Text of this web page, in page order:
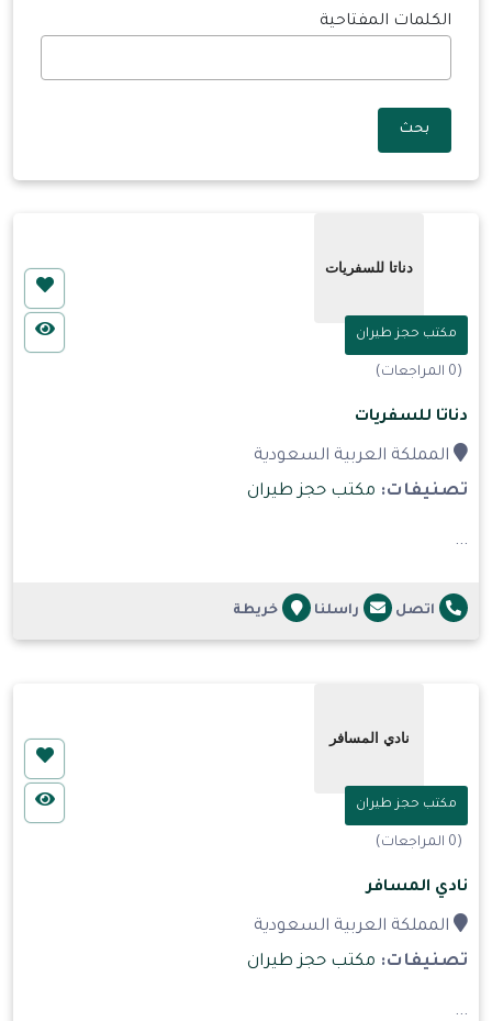
الكلمات المفتاحية
بحث
مكتب حجز طيران
(0 المراجعات)
دناتا للسفريات
المملكة العربية السعودية
تصنيفات: مكتب حجز طيران
...
اتصل راسلنا خريطة
مكتب حجز طيران
(0 المراجعات)
نادي المسافر
المملكة العربية السعودية
تصنيفات: مكتب حجز طيران
...